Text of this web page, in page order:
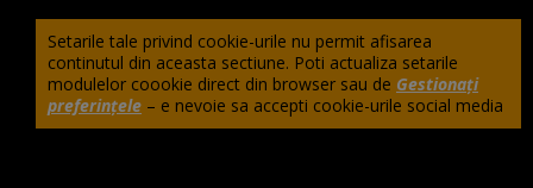
Setarile tale privind cookie-urile nu permit afisarea
continutul din aceasta sectiune. Poti actualiza setarile
modulelor coookie direct din browser sau de Gestionați
preferințele – e nevoie sa accepti cookie-urile social media